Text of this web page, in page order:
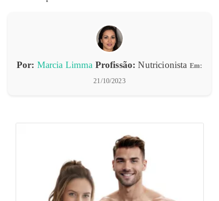
Por: Marcia Limma Profissão: Nutricionista Em:
21/10/2023